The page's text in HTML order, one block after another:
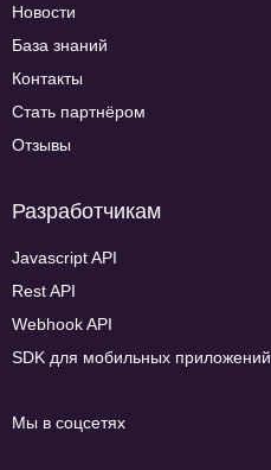
Новости
База знаний
Контакты
Стать партнёром
Отзывы
Разработчикам
Javascript API
Rest API
Webhook API
SDK для мобильных приложений
Мы в соцсетях